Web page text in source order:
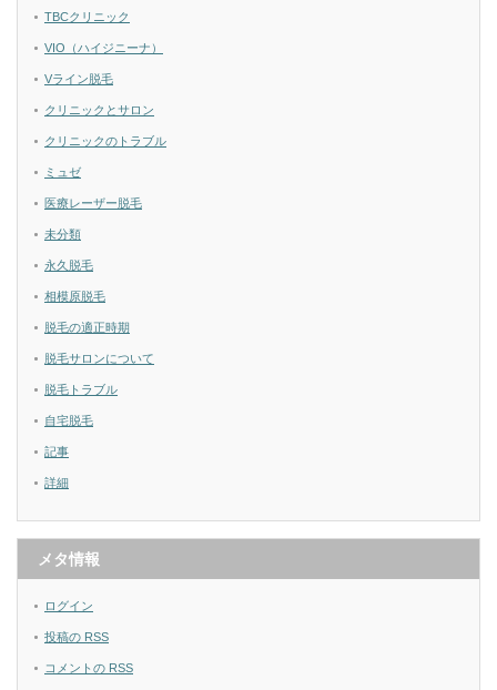
TBCクリニック
VIO（ハイジニーナ）
Vライン脱毛
クリニックとサロン
クリニックのトラブル
ミュゼ
医療レーザー脱毛
未分類
永久脱毛
相模原脱毛
脱毛の適正時期
脱毛サロンについて
脱毛トラブル
自宅脱毛
記事
詳細
メタ情報
ログイン
投稿の RSS
コメントの RSS